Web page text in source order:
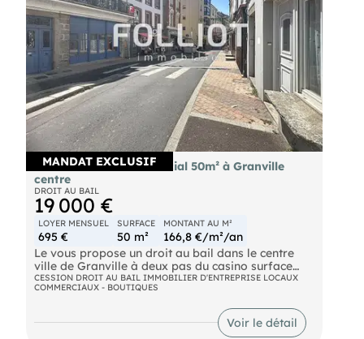
MANDAT EXCLUSIF
Cède bail local commercial 50m² à Granville
centre
DROIT AU BAIL
19 000 €
LOYER MENSUEL
695 €
SURFACE
50 m²
MONTANT AU M²
166,8 €/m²/an
Le vous propose un droit au bail dans le centre
ville de Granville à deux pas du casino surface
commercial de 50 m² avec réserve, point d'eau et
WC. Ces locaux vous intéressent et vous aimeriez
plus d'informations à leur sujet ? Nous sommes à
votre disposition pour mettre en place votre
projet immobilier. ? Les informations sur les
CESSION DROIT AU BAIL IMMOBILIER D'ENTREPRISE LOCAUX
COMMERCIAUX - BOUTIQUES
Voir le détail